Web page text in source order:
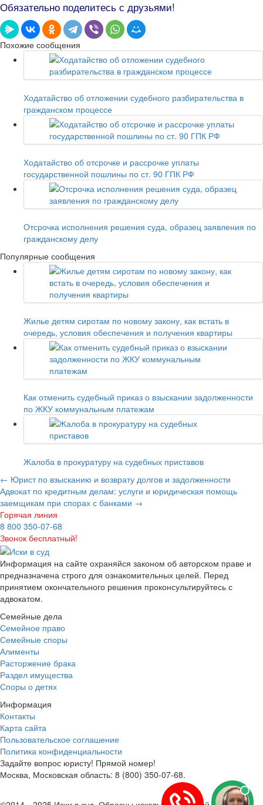
Обязательно поделитесь с друзьями!
Похожие сообщения
Ходатайство об отложении судебного разбирательства в
гражданском процессе
Ходатайство об отсрочке и рассрочке уплаты
государственной пошлины по ст. 90 ГПК РФ
Отсрочка исполнения решения суда, образец заявления по
гражданскому делу
Популярные сообщения
Жилье детям сиротам по новому закону, как встать в
очередь, условия обеспечения и получения квартиры
Как отменить судебный приказ о взыскании задолженности
по ЖКУ коммунальным платежам
Жалоба в прокуратуру на судебных приставов
← Юрист по взысканию и возврату долгов и задолженности
Адвокат по кредитным делам: услуги и юридическая помощь
заемщикам при спорах с банками →
Горячая линия
8 800 350-07-68
Звонок бесплатный!
Информация на сайте охраняйся законом об авторском праве и
предназначена строго для ознакомительных целей. Перед
принятием окончательного решения проконсультируйтесь с
адвокатом.
Семейные дела
Семейное право
Семейные споры
Алименты
Расторжение брака
Раздел имущества
Споры о детях
Информация
Контакты
Карта сайта
Пользовательское соглашение
Политика конфиденциальности
Задайте вопрос юристу! Прямой номер!
Москва, Московская область: 8 (800) 350-07-68.